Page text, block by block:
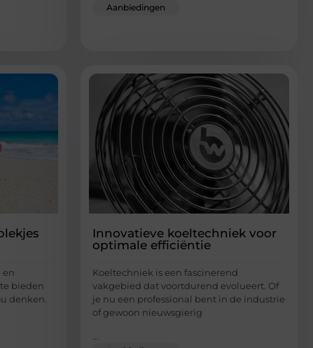
Aanbiedingen
en
bieden
denken.
Innovatieve koeltechniek voor
optimale efficiëntie
Koeltechniek is een fascinerend
vakgebied dat voortdurend evolueert. Of
je nu een professional bent in de industrie
of gewoon nieuwsgierig